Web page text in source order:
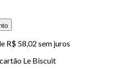
R$ 58,02 sem juros
Le Biscuit